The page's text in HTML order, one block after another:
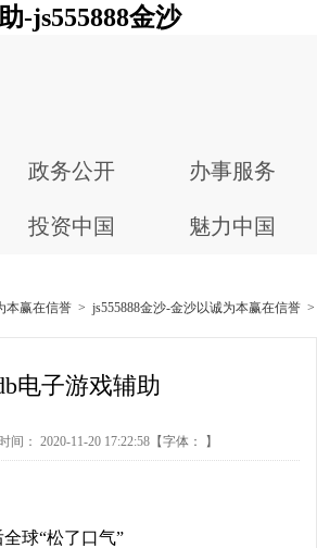
-js555888金沙
政务公开 办事服务
投资中国 魅力中国
本赢在信誉 > js555888金沙-金沙以诚为本赢在信誉
电子游戏辅助
： 2020-11-20 17:22:58 【字体： 】
球“松了口气”